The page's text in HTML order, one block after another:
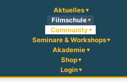
Aktuelles
Filmschule
Community
Seminare & Workshops
Akademie
Shop
Login